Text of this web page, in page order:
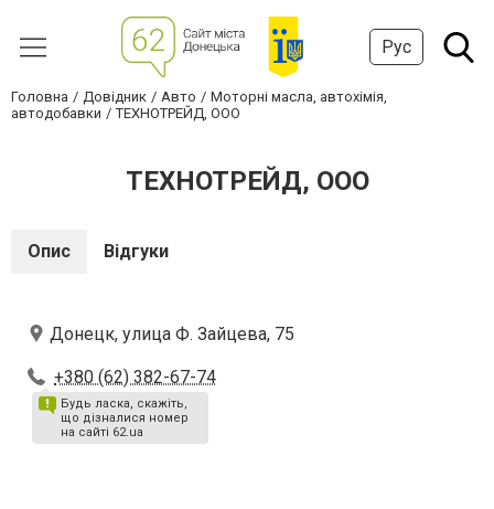
Рус
Головна Довідник Авто
Моторні масла, автохімія,
автодобавки
ТЕХНОТРЕЙД, ООО
ТЕХНОТРЕЙД, ООО
Опис Відгуки
Донецк, улица Ф. Зайцева, 75
+380 (62) 382-67-74
Будь ласка, скажіть,
що дізналися номер
на сайті 62.ua